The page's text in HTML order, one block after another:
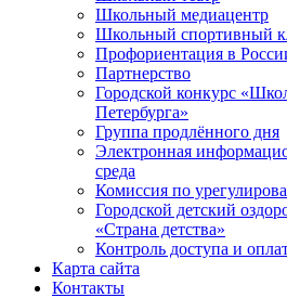
Школьный медиацентр
Школьный спортивный
Профориентация в
Партнерство
Городской конкурс
Петербурга»
Группа продлённого дня
Электронная
среда
Комиссия по
Городской детский
«Страна детства»
Контроль доступа и
Карта сайта
Контакты